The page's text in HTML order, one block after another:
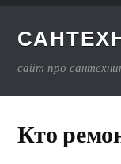
сайт про
Кто